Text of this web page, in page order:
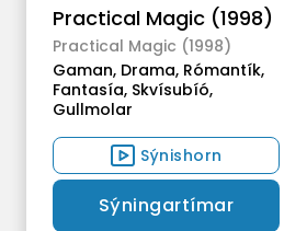
Practical Magic (1998)
Practical Magic (1998)
Gaman, Drama, Rómantík,
Fantasía, Skvísubíó,
Gullmolar
Sýnishorn
Sýningartímar